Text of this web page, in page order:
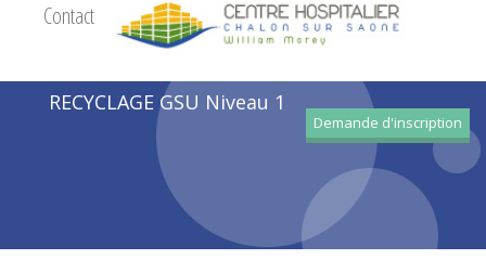
Contact
RECYCLAGE GSU Niveau 1
Demande d'inscription